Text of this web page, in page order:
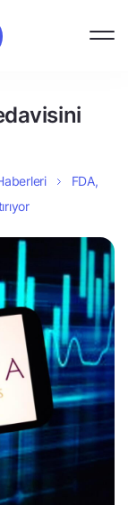
FDA,